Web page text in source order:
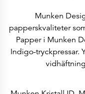
Lär känna oss
Vi sponsrar dig
Våra pappersbruk
Arctic Paper Kostrzyn
Arctic Paper Grycksbo
Arctic Paper Munkedals
Jobba på APM
Munken
papperskvaliteter
Papper i Munken
Indigo-tryckpressar.